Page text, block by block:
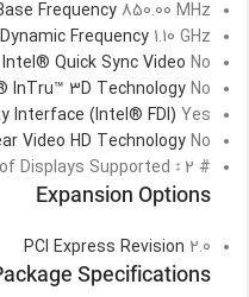
Frequency 850.00 MHz
Frequency 1.10 GHz
Intel® Quick Sync Video No
InTru™ 3D Technology No
Interface (Intel® FDI) Yes
Video HD Technology No
# of Displays Supported
‡ 2
Expansion Options
PCI Express Revision 2.0
Specifications